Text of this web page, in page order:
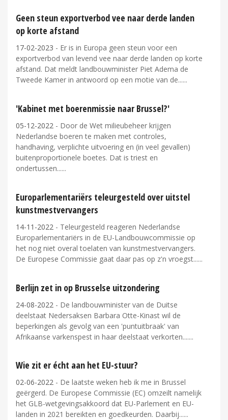
Geen steun exportverbod vee naar derde landen
op korte afstand
17-02-2023 - Er is in Europa geen steun voor een
exportverbod van levend vee naar derde landen op korte
afstand. Dat meldt landbouwminister Piet Adema de
Tweede Kamer in antwoord op een motie van de...
'Kabinet met boerenmissie naar Brussel?'
05-12-2022 - Door de Wet milieubeheer krijgen
Nederlandse boeren te maken met controles,
handhaving, verplichte uitvoering en (in veel gevallen)
buitenproportionele boetes. Dat is triest en
ondertussen...
Europarlementariërs teleurgesteld over uitstel
kunstmestvervangers
14-11-2022 - Teleurgesteld reageren Nederlandse
Europarlementariërs in de EU-Landbouwcommissie op
het nog niet overal toelaten van kunstmestvervangers.
De Europese Commissie gaat daar pas op z'n vroegst...
Berlijn zet in op Brusselse uitzondering
24-08-2022 - De landbouwminister van de Duitse
deelstaat Nedersaksen Barbara Otte-Kinast wil de
beperkingen als gevolg van een 'puntuitbraak' van
Afrikaanse varkenspest in haar deelstaat verkorten....
Wie zit er écht aan het EU-stuur?
02-06-2022 - De laatste weken heb ik me in Brussel
geërgerd. De Europese Commissie (EC) omzeilt namelijk
het GLB-wetgevingsakkoord dat EU-Parlement en EU-
landen in 2021 bereikten en goedkeurden. Daarbij...